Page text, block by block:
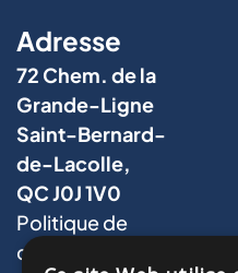
Adresse
72 Chem. de la
Grande-Ligne
Saint-Bernard-
de-Lacolle,
QC J0J 1V0
Politique de
confidentialité